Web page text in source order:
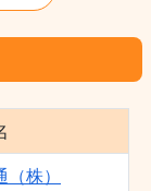
株）